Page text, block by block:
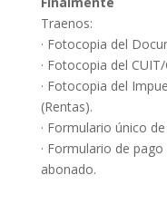
Traenos:
· Fotocopia del
· Fotocopia del CUIT/
· Fotocopia del
(Rentas).
· Formulario único
· Formulario de
abonado.